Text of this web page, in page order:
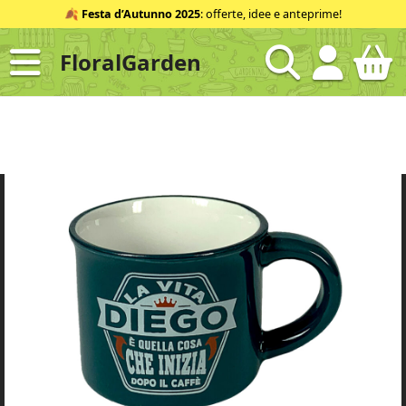
al
contenuto
ID
🍂 Festa d’Autunno 2025: offerte, idee e anteprime!
FloralGarden